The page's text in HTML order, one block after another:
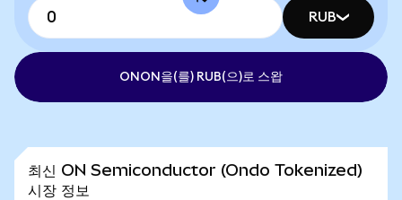
RUB
ONON을(를) RUB(으)로 스왑
최신 ON Semiconductor (Ondo Tokenized)
시장 정보